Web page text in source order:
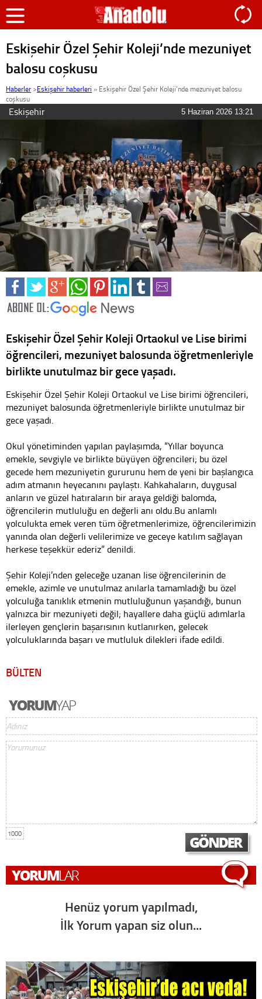
Eskişehir Özel Şehir Koleji’nde mezuniyet
balosu coşkusu
Haberler >Eskişehir haberleri » Eskişehir Özel Şehir Koleji’nde mezuniyet balosu
coşkusu
Eskişehir 5 Haziran 2026 13:21
Eskişehir Özel Şehir Koleji Ortaokul ve Lise birimi
öğrencileri, mezuniyet balosunda öğretmenleriyle
birlikte unutulmaz bir gece yaşadı.
Eskişehir Özel Şehir Koleji Ortaokul ve Lise birimi öğrencileri,
mezuniyet balosunda öğretmenleriyle birlikte unutulmaz bir
gece yaşadı.
Okul yönetiminden yapılan paylaşımda, “Yıllar boyunca
emekle, sevgiyle ve birlikte büyüyen öğrencileri; bu özel
gecede hem mezuniyetin gururunu hem de yeni bir başlangıca
adım atmanın heyecanını paylaştı. Kahkahaların, duygusal
anların ve güzel hatıraların bir araya geldiği balomda,
öğrencilerin mutluluğu en değerli anı oldu.Bu anlamlı
yolculukta emek veren tüm öğretmenlerimize, öğrencilerimizin
yanında olan değerli velilerimize ve geceye katılım sağlayan
herkese teşekkür ederiz” denildi.
Şehir Koleji’nden geleceğe uzanan lise öğrencilerinin de
emekle, azimle ve unutulmaz anılarla tamamladığı bu özel
yolculuğa tanıklık etmenin mutluluğunun yaşandığı, bunun
yalnızca bir mezuniyeti değil; hayallere daha güçlü adımlarla
ilerleyen gençlerin başarısının kutlanırken, gelecek
yolculuklarında başarı ve mutluluk dilekleri ifade edildi.
BÜLTEN
1000
Henüz yorum yapılmadı,
İlk Yorum yapan siz olun...